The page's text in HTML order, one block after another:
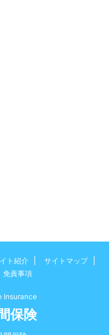
ト紹介
サイトマップ
免責事項
Insurance
保険